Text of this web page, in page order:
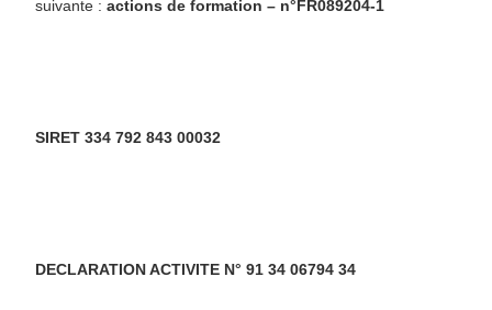
suivante : actions de formation – n°FR089204-1
SIRET 334 792 843 00032
DECLARATION ACTIVITE N° 91 34 06794 34